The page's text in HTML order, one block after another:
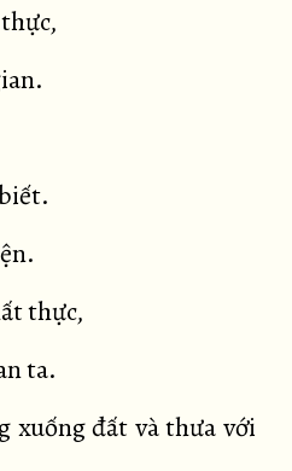
thực,
ta.
xuống đất và thưa với